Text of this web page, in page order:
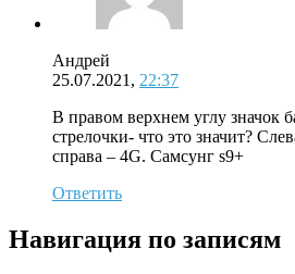
Андрей
25.07.2021, 22:37
В правом верхнем углу значок
стрелочки- что это значит?
справа – 4G. Самсунг s9+
Ответить
Навигация по записям